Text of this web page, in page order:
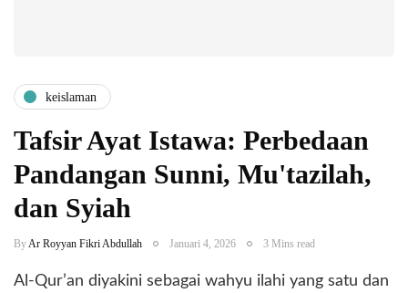
keislaman
Tafsir Ayat Istawa: Perbedaan
Pandangan Sunni, Mu'tazilah,
dan Syiah
ByAr Royyan Fikri Abdullah Januari 4, 2026 3 Mins read
Al-Qur’an diyakini sebagai wahyu ilahi yang satu dan